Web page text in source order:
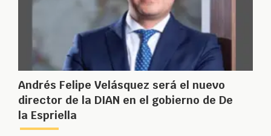
Andrés Felipe Velásquez será el nuevo
director de la DIAN en el gobierno de De
la Espriella